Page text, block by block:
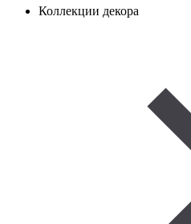
Коллекции декора